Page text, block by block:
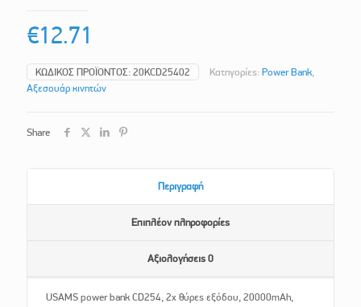
€12.71
ΚΩΔΙΚΌΣ ΠΡΟΪΌΝΤΟΣ: 20KCD25402 Κατηγορίες: Power Bank
Αξεσουάρ κινητών
Share
Περιγραφή
Επιπλέον πληροφορίες
Αξιολογήσεις 0
USAMS power bank CD254, 2x θύρες εξόδου, 20000mAh,